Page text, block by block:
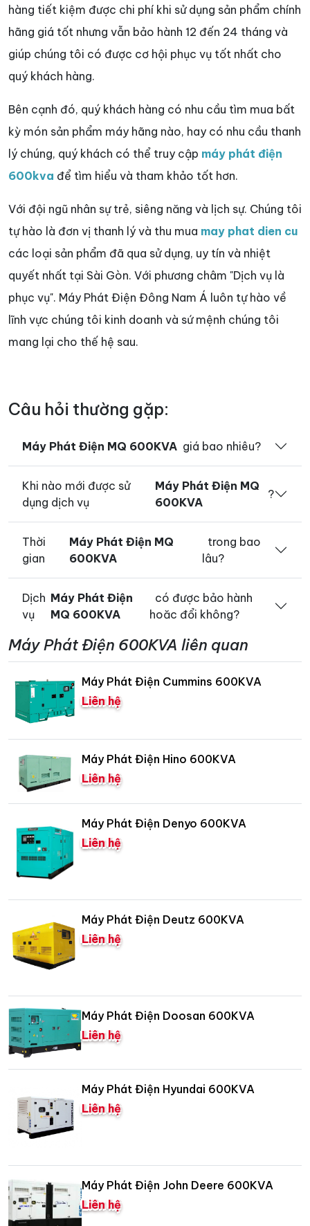
hàng tiết kiệm được chi phí khi sử dụng sản phẩm chính
hãng giá tốt nhưng vẫn bảo hành 12 đến 24 tháng và
giúp chúng tôi có được cơ hội phục vụ tốt nhất cho
quý khách hàng.
Bên cạnh đó, quý khách hàng có nhu cầu tìm mua bất
kỳ món sản phẩm máy hãng nào, hay có nhu cầu thanh
lý chúng, quý khách có thể truy cập máy phát điện
600kva để tìm hiểu và tham khảo tốt hơn.
Với đội ngũ nhân sự trẻ, siêng năng và lịch sự. Chúng tôi
tự hào là đơn vị thanh lý và thu mua may phat dien cu
các loại sản phẩm đã qua sử dụng, uy tín và nhiệt
quyết nhất tại Sài Gòn. Với phương châm "Dịch vụ là
phục vụ". Máy Phát Điện Đông Nam Á luôn tự hào về
lĩnh vực chúng tôi kinh doanh và sứ mệnh chúng tôi
mang lại cho thế hệ sau.
Câu hỏi thường gặp:
Máy Phát Điện MQ 600KVA giá bao nhiêu?
Khi nào mới được sử
dụng dịch vụ
Máy Phát Điện MQ
600KVA
?
Thời
gian
Máy Phát Điện MQ
600KVA
trong bao
lâu?
Dịch
vụ
Máy Phát Điện
MQ 600KVA
có được bảo hành
hoăc đổi không?
Máy Phát Điện 600KVA liên quan
Máy Phát Điện Cummins 600KVA
Liên hệ
Máy Phát Điện Hino 600KVA
Liên hệ
Máy Phát Điện Denyo 600KVA
Liên hệ
Máy Phát Điện Deutz 600KVA
Liên hệ
Máy Phát Điện Doosan 600KVA
Liên hệ
Máy Phát Điện Hyundai 600KVA
Liên hệ
Máy Phát Điện John Deere 600KVA
Liên hệ